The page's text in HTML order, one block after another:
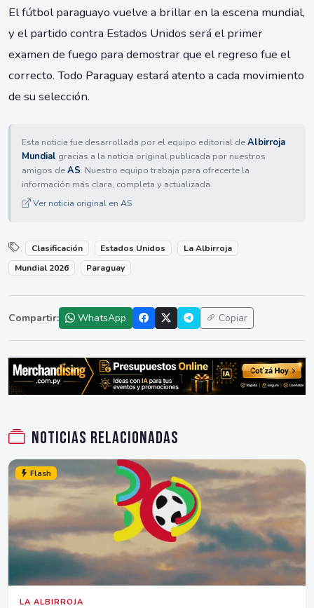
El fútbol paraguayo vuelve a brillar en la escena mundial,
y el partido contra Estados Unidos será el primer
examen de fuego para demostrar que el regreso fue el
correcto. Todo Paraguay estará atento a cada movimiento
de su selección.
Esta noticia fue desarrollada por el equipo editorial deAlbirroja
Mundial gracias a la noticia original publicada por nuestros
amigos deAS. Nuestro equipo trabaja para ofrecerte la
información más clara, completa y actualizada.
Ver noticia original en AS
Clasificación Estados Unidos
La Albirroja
Mundial 2026
Paraguay
Compartir: WhatsApp Copiar
Noticias relacionadas
Flash
LA ALBIRROJA